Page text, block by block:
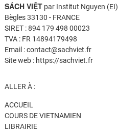
SÁCH VIỆTpar Institut Nguyen (EI)
Bègles 33130 - FRANCE
SIRET : 894 179 498 00023
TVA : FR 14894179498
Email : contact@sachviet.fr
Site web : https://sachviet.fr
ALLER À :
ACCUEIL
COURS DE VIETNAMIEN
LIBRAIRIE